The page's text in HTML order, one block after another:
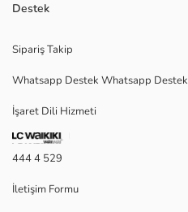
Destek
Sipariş Takip
Whatsapp Destek Whatsapp Destek
İşaret Dili Hizmeti
444 4 529
İletişim Formu